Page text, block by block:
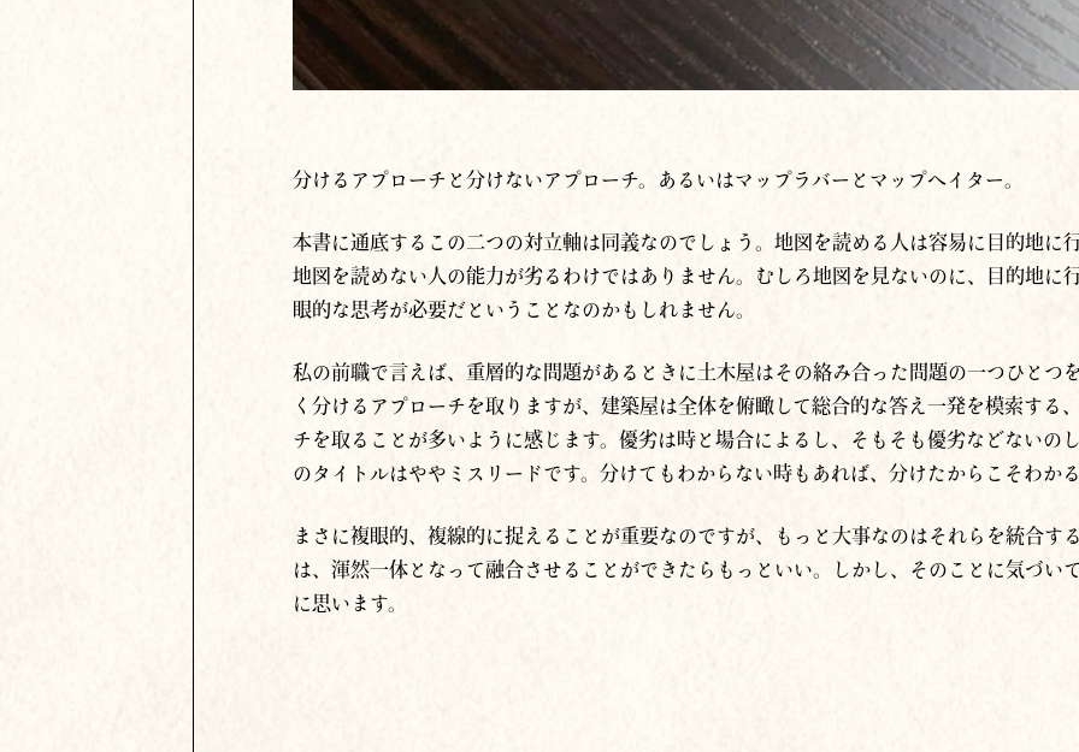
分けるアプローチと分けないアプローチ。あるいはマップラバーとマップヘイター。
本書に通底するこの二つの対立軸は同義なのでしょう。地図を読める人は容易に目的地に
地図を読めない人の能力が劣るわけではありません。むしろ地図を見ないのに、目的地に
眼的な思考が必要だということなのかもしれません。
私の前職で言えば、重層的な問題があるときに土木屋はその絡み合った問題の一つひとつ
く分けるアプローチを取りますが、建築屋は全体を俯瞰して総合的な答え一発を模索する
チを取ることが多いように感じます。優劣は時と場合によるし、そもそも優劣などないの
のタイトルはややミスリードです。分けてもわからない時もあれば、分けたからこそわか
まさに複眼的、複線的に捉えることが重要なのですが、もっと大事なのはそれらを統合す
は、渾然一体となって融合させることができたらもっといい。しかし、そのことに気づい
に思います。